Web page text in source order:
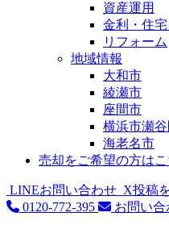
資産運用
金利・住
リフォーム
地域情報
大和市
綾瀬市
座間市
横浜市瀬谷
海老名市
売却をご希望の方はこ
LINEお問い合わせ X投稿
0120-772-395
お問い合